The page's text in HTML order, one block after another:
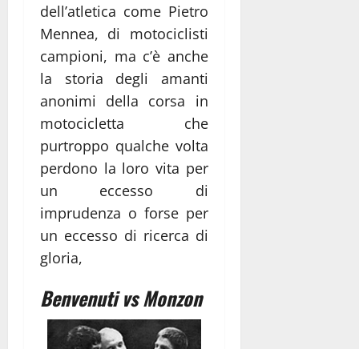
dell’atletica come Pietro
Mennea, di motociclisti
campioni, ma c’è anche
la storia degli amanti
anonimi della corsa in
motocicletta che
purtroppo qualche volta
perdono la loro vita per
un eccesso di
imprudenza o forse per
un eccesso di ricerca di
gloria,
Benvenuti vs Monzon